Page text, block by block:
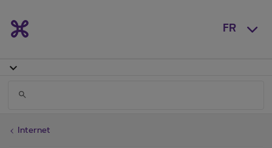
FR
Internet